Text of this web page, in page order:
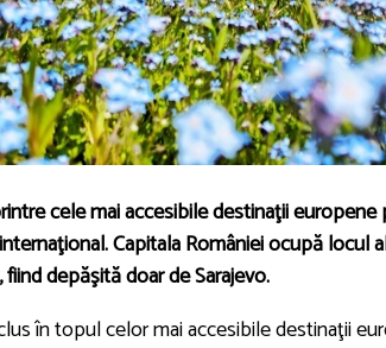
cele mai accesibile destinaţii
Capitala României ocupă locul
depăşită doar de Sarajevo.
în topul celor mai accesibile destinaţii